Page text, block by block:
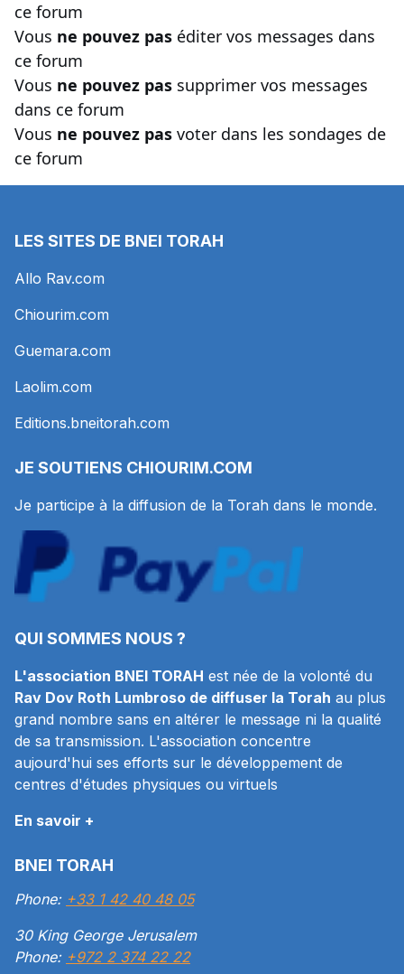
ce forum
Vous ne pouvez pas éditer vos messages dans
ce forum
Vous ne pouvez pas supprimer vos messages
dans ce forum
Vous ne pouvez pas voter dans les sondages de
ce forum
LES SITES DE BNEI TORAH
Allo Rav.com
Chiourim.com
Guemara.com
Laolim.com
Editions.bneitorah.com
JE SOUTIENS CHIOURIM.COM
Je participe à la diffusion de la Torah dans le monde.
QUI SOMMES NOUS ?
L'association BNEI TORAH est née de la volonté du
Rav Dov Roth Lumbroso de diffuser la Torah au plus
grand nombre sans en altérer le message ni la qualité
de sa transmission. L'association concentre
aujourd'hui ses efforts sur le développement de
centres d'études physiques ou virtuels
En savoir +
BNEI TORAH
Phone: +33 1 42 40 48 05
30 King George Jerusalem
Phone: +972 2 374 22 22